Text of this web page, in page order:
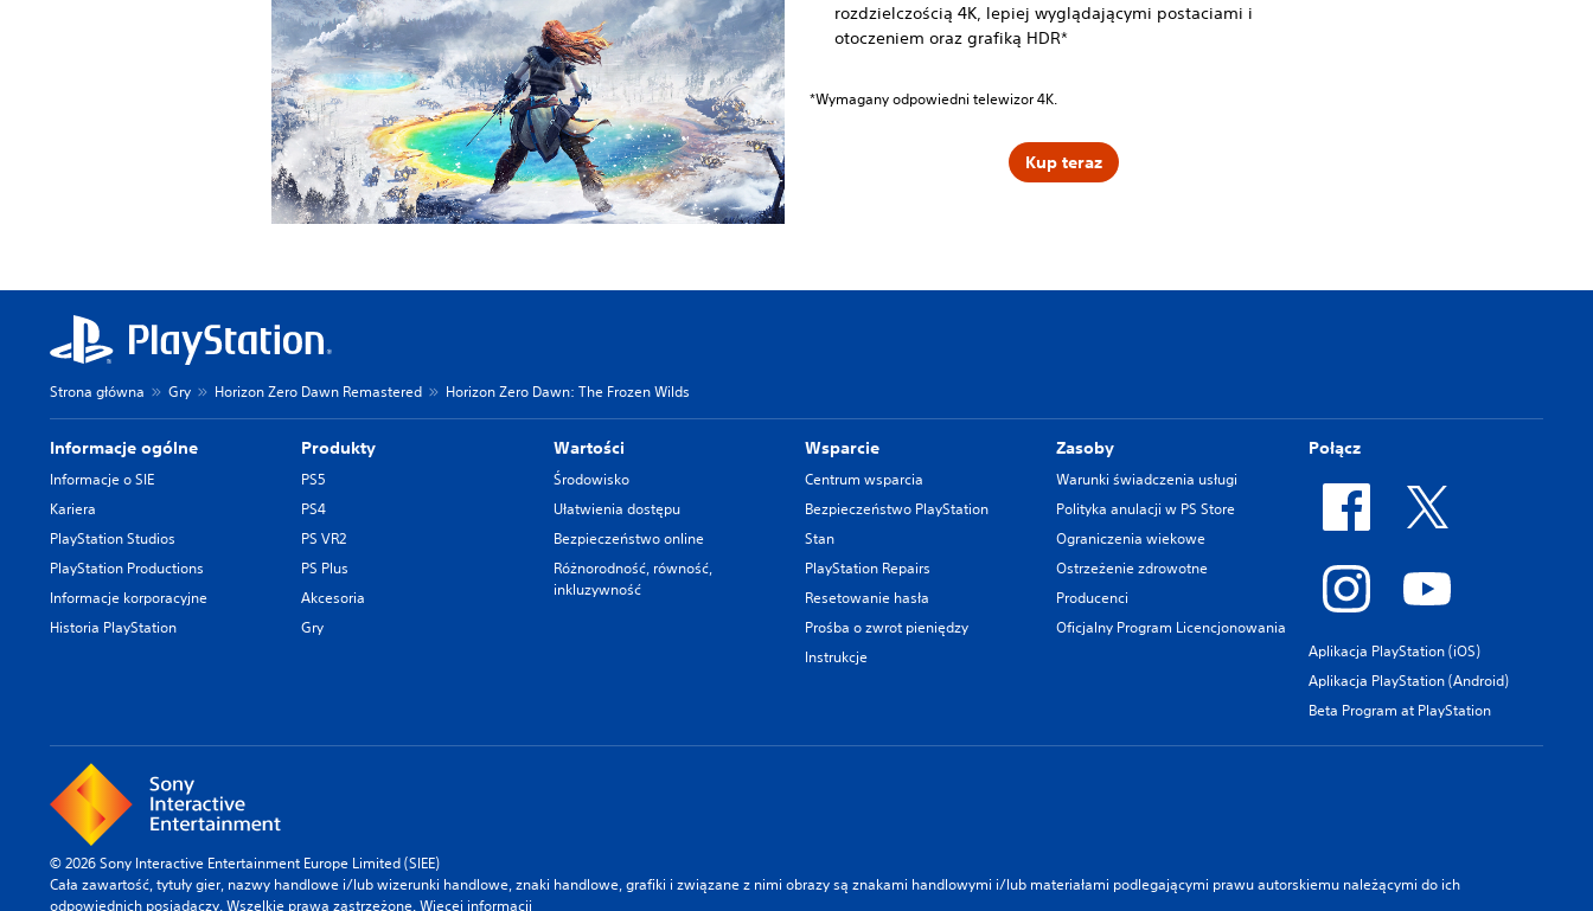
rozdzielczością 4K, lepiej wyglądającymi postaciami i
otoczeniem oraz grafiką HDR*
*Wymagany odpowiedni telewizor 4K.
Kup teraz
Strona główna Gry Horizon Zero Dawn Remastered Horizon Zero Dawn: The Frozen Wilds
Informacje ogólne
Informacje o SIE
Kariera
PlayStation Studios
PlayStation Productions
Informacje korporacyjne
Historia PlayStation
Produkty
PS5
PS4
PS VR2
PS Plus
Akcesoria
Gry
Wartości
Środowisko
Ułatwienia dostępu
Bezpieczeństwo online
Różnorodność, równość,
inkluzywność
Wsparcie
Centrum wsparcia
Bezpieczeństwo PlayStation
Stan
PlayStation Repairs
Resetowanie hasła
Prośba o zwrot pieniędzy
Instrukcje
Zasoby
Warunki świadczenia usługi
Polityka anulacji w PS Store
Ograniczenia wiekowe
Ostrzeżenie zdrowotne
Producenci
Oficjalny Program Licencjonowania
Połącz
Aplikacja PlayStation (iOS)
Aplikacja PlayStation (Android)
Beta Program at PlayStation
© 2026 Sony Interactive Entertainment Europe Limited (SIEE)
Cała zawartość, tytuły gier, nazwy handlowe i/lub wizerunki handlowe, znaki handlowe, grafiki i związane z nimi obrazy są znakami handlowymi i/lub materiałami podlegającymi prawu autorskiemu należącymi do ich
odpowiednich posiadaczy. Wszelkie prawa zastrzeżone.Więcej informacji